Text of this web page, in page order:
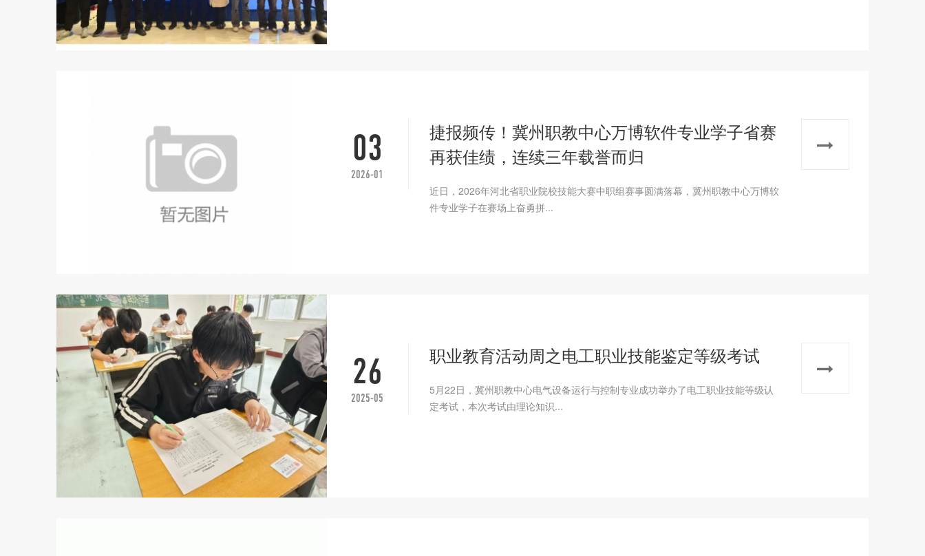
03
2026-01
捷报频传！冀州职教中心万博软件专业学子省赛
再获佳绩，连续三年载誉而归
近日，2026年河北省职业院校技能大赛中职组赛事圆满落幕，冀州职教中心万博软
件专业学子在赛场上奋勇拼...
26
2025-05
职业教育活动周之电工职业技能鉴定等级考试
5月22日，冀州职教中心电气设备运行与控制专业成功举办了电工职业技能等级认
定考试，本次考试由理论知识...